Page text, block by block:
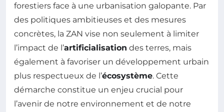
forestiers face à une urbanisation galopante. Par
des politiques ambitieuses et des mesures
concrètes, la ZAN vise non seulement à limiter
l’impact de l’artificialisation des terres, mais
également à favoriser un développement urbain
plus respectueux de l’écosystème. Cette
démarche constitue un enjeu crucial pour
l’avenir de notre environnement et de notre